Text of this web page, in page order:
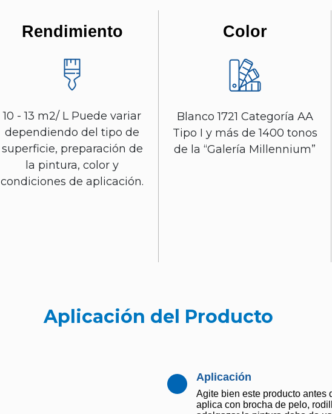
Rendimiento
10 - 13 m2/ L Puede variar
dependiendo del tipo de
superficie, preparación de
la pintura, color y
condiciones de aplicación.
Color
Blanco 1721 Categoría AA
Tipo I y más de 1400 tonos
de la “Galería Millennium”
Aplicación del Producto
Aplicación
Agite bien este producto antes
aplica con brocha de pelo,